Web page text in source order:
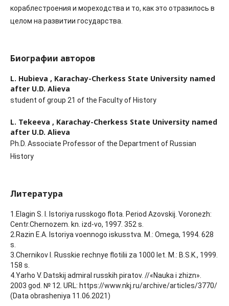
кораблестроения и мореходства и то, как это отразилось в
целом на развитии государства.
Биографии авторов
L. Hubieva , Karachay-Cherkess State University named
after U.D. Alieva
student of group 21 of the Faculty of History
L. Tekeeva , Karachay-Cherkess State University named
after U.D. Alieva
Ph.D. Associate Professor of the Department of Russian
History
Литература
1.Elagin S. I. Istoriya russkogo flota. Period Azovskij. Voronezh:
Centr.Chernozem. kn. izd-vo, 1997. 352 s.
2.Razin E.A. Istoriya voennogo iskusstva. M.: Omega, 1994. 628
s.
3.Chernikov I. Russkie rechnye flotilii za 1000 let. M.: B.S.K., 1999.
158 s.
4.Yarho V. Datskij admiral russkih piratov. //«Nauka i zhizn».
2003 god. № 12. URL: https://www.nkj.ru/archive/articles/3770/
(Data obrasheniya 11.06.2021)